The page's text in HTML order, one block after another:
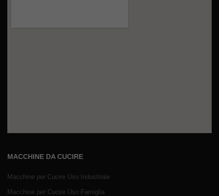
MACCHINE DA CUCIRE
Macchine per Cucire Uso Industriale
Macchine per Cucire Uso Famiglia